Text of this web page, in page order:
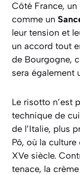
Côté France,
comme un
leur tension et
un accord tout
de Bourgogne,
sera également
Le risotto n’est
technique de
de l’Italie, plus
Pô, où la
XVe siècle.
tenace, la